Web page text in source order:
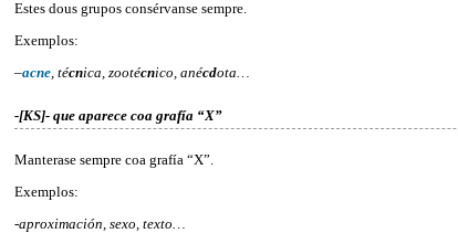
Estes dous grupos consérvanse sempre.
Exemplos:
–acne , técnica, zootécnico, anécdota…
-[KS]- que aparece coa grafía “X”
Manterase sempre coa grafía “X”.
Exemplos:
-aproximación, sexo, texto…